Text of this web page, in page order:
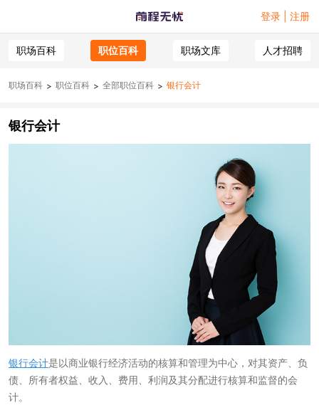
登录 | 注册
职场百科 职位百科 职场文库 人才招聘
职场百科 > 职位百科 > 全部职位百科 > 银行会计
银行会计
银行会计是以商业银行经济活动的核算和管理为中心，对其资产、负
债、所有者权益、收入、费用、利润及其分配进行核算和监督的会
计。